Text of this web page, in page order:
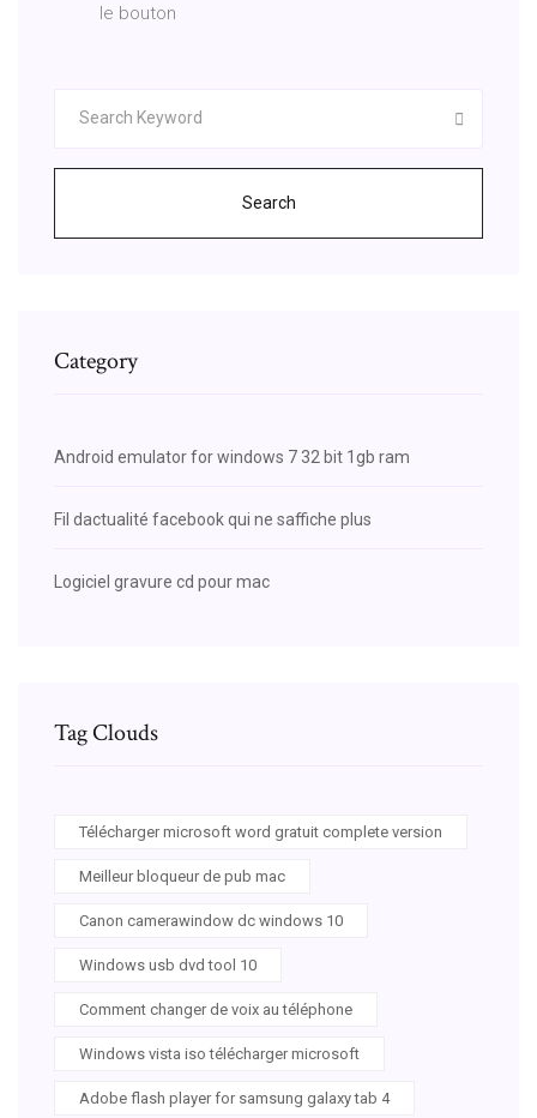
le bouton
Search
Category
Android emulator for windows 7 32 bit 1gb ram
Fil dactualité facebook qui ne saffiche plus
Logiciel gravure cd pour mac
Tag Clouds
Télécharger microsoft word gratuit complete version
Meilleur bloqueur de pub mac
Canon camerawindow dc windows 10
Windows usb dvd tool 10
Comment changer de voix au téléphone
Windows vista iso télécharger microsoft
Adobe flash player for samsung galaxy tab 4